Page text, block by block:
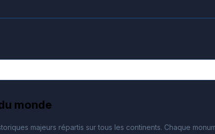
monde
majeurs répartis sur tous les continents. Chaque